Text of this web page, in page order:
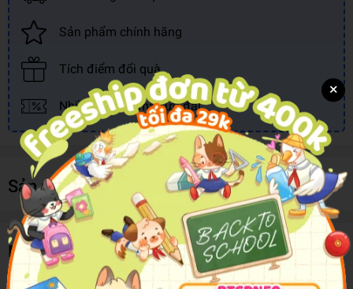
Sản phẩm chính hãng
Tích điểm đổi quà
Nhiều khuyến mãi, ưu đãi
Sản phẩm cùng loại
Mô tả sản phẩm
×